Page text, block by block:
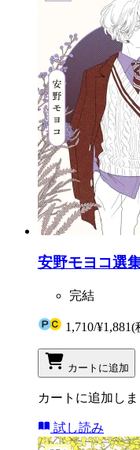
安野モヨコ選
完結
1,710/¥1,881(
カートに追加
カートに追加しま
試し読み